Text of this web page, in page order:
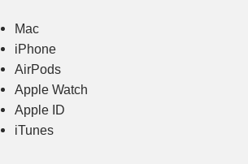
Mac
iPhone
AirPods
Apple Watch
Apple ID
iTunes